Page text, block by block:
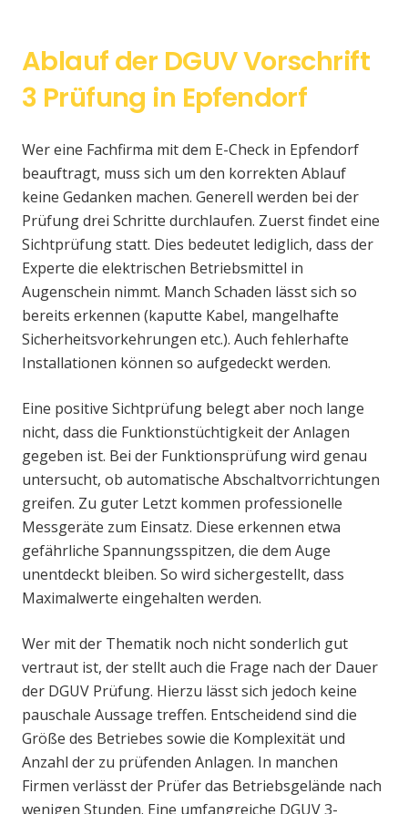
Ablauf der DGUV Vorschrift
3 Prüfung in Epfendorf
Wer eine Fachfirma mit dem E-Check in Epfendorf
beauftragt, muss sich um den korrekten Ablauf
keine Gedanken machen. Generell werden bei der
Prüfung drei Schritte durchlaufen. Zuerst findet eine
Sichtprüfung statt. Dies bedeutet lediglich, dass der
Experte die elektrischen Betriebsmittel in
Augenschein nimmt. Manch Schaden lässt sich so
bereits erkennen (kaputte Kabel, mangelhafte
Sicherheitsvorkehrungen etc.). Auch fehlerhafte
Installationen können so aufgedeckt werden.
Eine positive Sichtprüfung belegt aber noch lange
nicht, dass die Funktionstüchtigkeit der Anlagen
gegeben ist. Bei der Funktionsprüfung wird genau
untersucht, ob automatische Abschaltvorrichtungen
greifen. Zu guter Letzt kommen professionelle
Messgeräte zum Einsatz. Diese erkennen etwa
gefährliche Spannungsspitzen, die dem Auge
unentdeckt bleiben. So wird sichergestellt, dass
Maximalwerte eingehalten werden.
Wer mit der Thematik noch nicht sonderlich gut
vertraut ist, der stellt auch die Frage nach der Dauer
der DGUV Prüfung. Hierzu lässt sich jedoch keine
pauschale Aussage treffen. Entscheidend sind die
Größe des Betriebes sowie die Komplexität und
Anzahl der zu prüfenden Anlagen. In manchen
Firmen verlässt der Prüfer das Betriebsgelände nach
wenigen Stunden. Eine umfangreiche DGUV 3-